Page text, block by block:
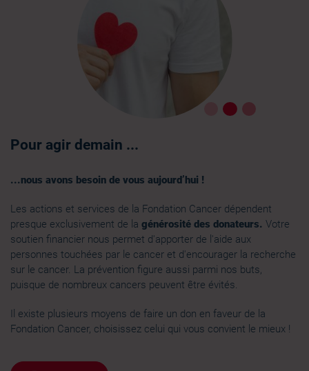
Pour agir demain ...
...nous avons besoin de vous aujourd’hui !
Les actions et services de la Fondation Cancer dépendent
presque exclusivement de la générosité des donateurs. Votre
soutien financier nous permet d'apporter de l'aide aux
personnes touchées par le cancer et d'encourager la recherche
sur le cancer. La prévention figure aussi parmi nos buts,
puisque de nombreux cancers peuvent être évités.
Il existe plusieurs moyens de faire un don en faveur de la
Fondation Cancer, choisissez celui qui vous convient le mieux !